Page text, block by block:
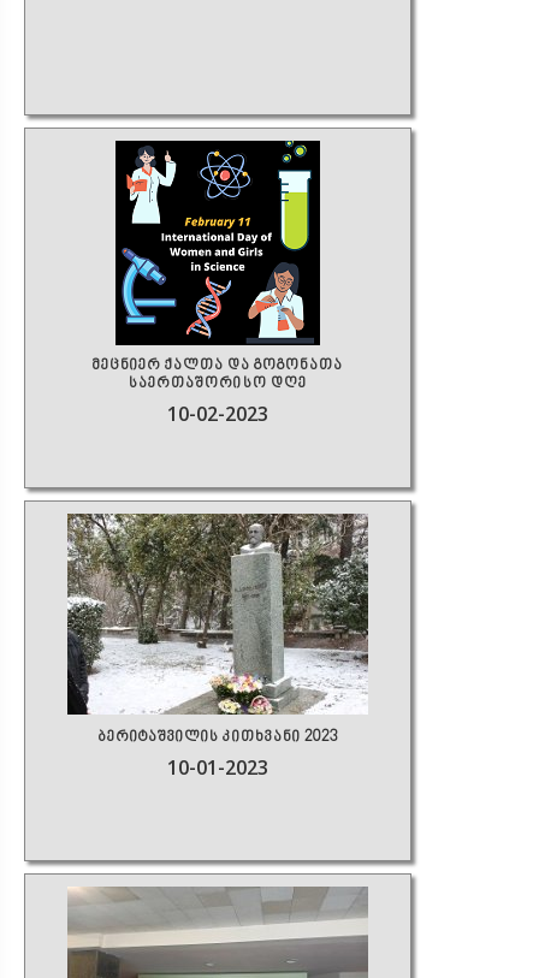
მეცნიერ ქალთა და გოგონათა
საერთაშორისო დღე
10-02-2023
ბერიტაშვილის კითხვანი 2023
10-01-2023